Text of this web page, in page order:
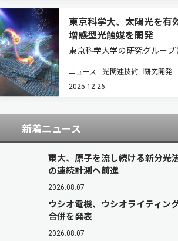
東京科学大、太陽光を有
増感型光触媒を開発
東京科学大学の研究グルー
型光触媒を開発した（ニュー
ーンなエネルギー源として注
ニュース 光関連技術 研究開発
2025.12.26
新着ニュース
東大、原子を流し続ける新分
の連続計測へ前進
2026.08.07
ウシオ電機、ウシオライティン
合併を発表
2026.08.07